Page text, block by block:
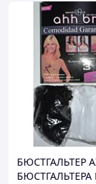
БЮСТГАЛЬТЕР
БЮСТГАЛЬТЕРА